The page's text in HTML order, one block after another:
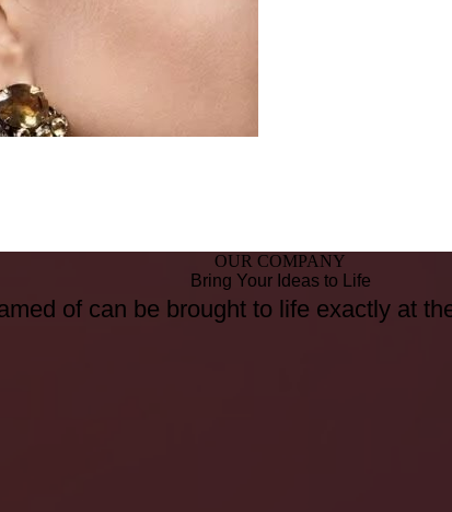
OUR COMPANY
Bring Your Ideas to Life
of can be brought to life exactly at